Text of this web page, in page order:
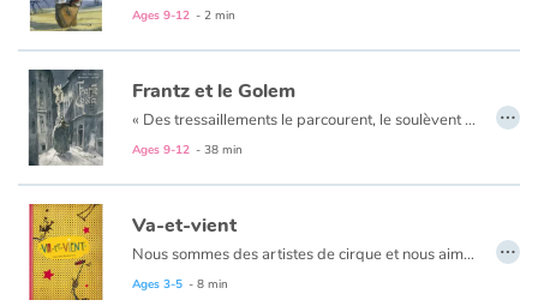
With the family
Daily life and hobbies
At school
Festivals and events
Love and friendship
Ages 9-12 - 2 min
Frantz et le Golem
« Des tressaillements le parcourent, le soulèvent et il se sent comme propulsé dans les airs par une force étrange. Il ouvre les yeux et hagard regarde autour de lui.
Ages 9-12 - 38 min
…
Va-et-vient
Nous sommes des artistes de cirque et nous aimons bouger, de-ci, de-là, par ici et par là.
Ages 3-5 - 8 min
…